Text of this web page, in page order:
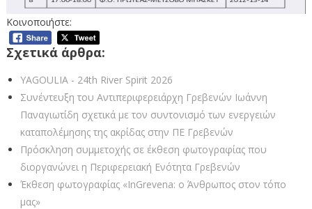
Κοινοποιήστε:
Σχετικά άρθρα:
YAGOULIA - 24th River Spirit 2026
Συνέντευξη του Αντιπεριφερειάρχη Γρεβενών Ιωάννη
Παναγιωτίδη σχετικά με τον συντονισμό των ενεργειών
καταπολέμησης της ακρίδας στην ΠΕ Γρεβενών
Πρόσκληση συμμετοχής σε έκθεση φωτογραφίας που
διοργανώνει η Περιφερειακή Ενότητα Γρεβενών
Έκθεση φωτογραφίας «InGrevena: ο Άνθρωπος στον τόπο
μας»